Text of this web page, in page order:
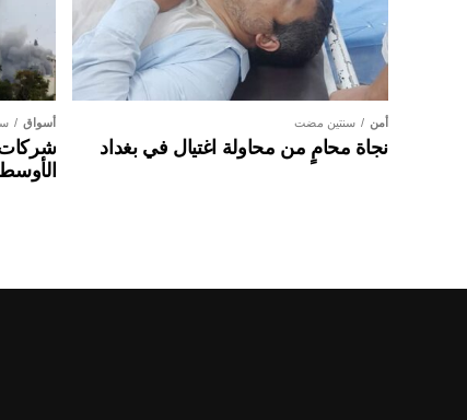
أمن سنتين مضت
نجاة محامٍ من محاولة اغتيال في بغداد
أسواق
شركات